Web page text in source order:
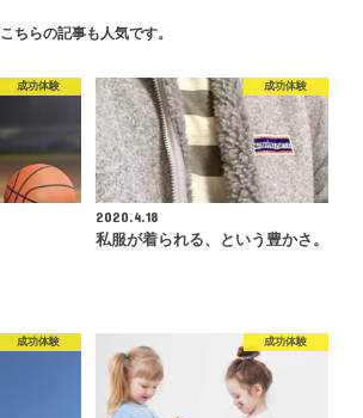
こちらの記事も人気です。
成功体験 成功体験
2020.4.18
私服が着られる、という豊かさ。
成功体験 成功体験